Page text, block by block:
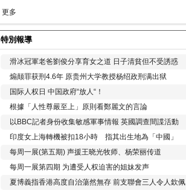
更多
特別報導
滑冰冠軍老爸劉俊分享育女之道 日子清貧但不受誘惑
煽颠罪获刑4.6年 原贵州大学教授杨绍政刑满出狱
国际人权日 中国政府“放人“！
根據「人性尊嚴至上」原則看鄭麗文的言論
以BBC記者身份收集敏感軍事情報 英國調查間諜活動
印度女上海轉機被扣18小時 指其出生地為「中國」
每周一展(第五期) 声援王晓光牧师、杨荣丽传道
每周一展第四期 为遭受人权迫害的姐妹发声
夏博義指香港高度自治蕩然無存 前支聯會三人令人欽佩